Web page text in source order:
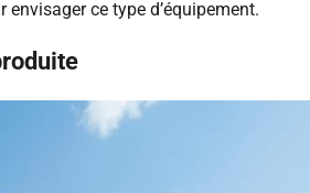
ce type d’équipement.